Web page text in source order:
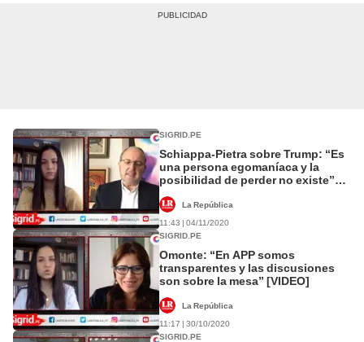
SIGRID.PE
Schiappa-Pietra sobre Trump: “Es
una persona egomaníaca y la
posibilidad de perder no existe”
La República
11:43 | 04/11/2020
SIGRID.PE
Omonte: “En APP somos
transparentes y las discusiones
son sobre la mesa” [VIDEO]
La República
11:17 | 30/10/2020
SIGRID.PE